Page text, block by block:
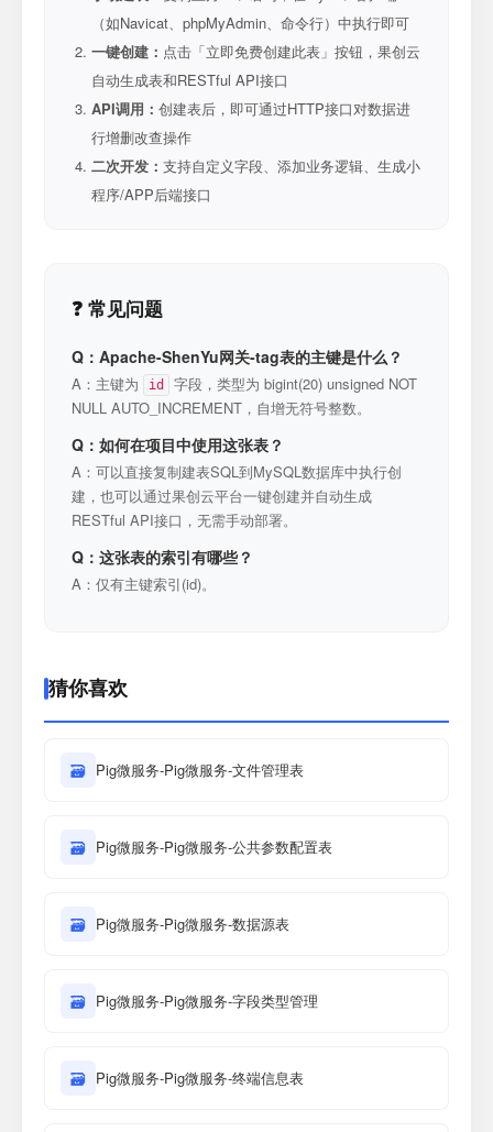
（如Navicat、phpMyAdmin、命令行）中执行即可
一键创建： 点击「立即免费创建此表」按钮，果创云
自动生成表和RESTful API接口
API调用： 创建表后，即可通过HTTP接口对数据进
行增删改查操作
二次开发： 支持自定义字段、添加业务逻辑、生成小
程序/APP后端接口
❓ 常见问题
Q：Apache-ShenYu网关-tag表的主键是什么？
A：主键为 id
字段，类型为 bigint(20) unsigned NOT
NULL AUTO_INCREMENT，自增无符号整数。
Q：如何在项目中使用这张表？
A：可以直接复制建表SQL到MySQL数据库中执行创
建，也可以通过果创云平台一键创建并自动生成
RESTful API接口，无需手动部署。
Q：这张表的索引有哪些？
A：仅有主键索引(id)。
猜你喜欢
🗃 Pig微服务-Pig微服务-文件管理表
🗃 Pig微服务-Pig微服务-公共参数配置表
🗃 Pig微服务-Pig微服务-数据源表
🗃 Pig微服务-Pig微服务-字段类型管理
🗃 Pig微服务-Pig微服务-终端信息表